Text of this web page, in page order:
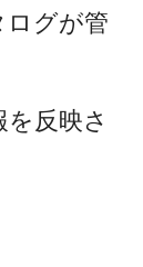
ログが管
反映さ